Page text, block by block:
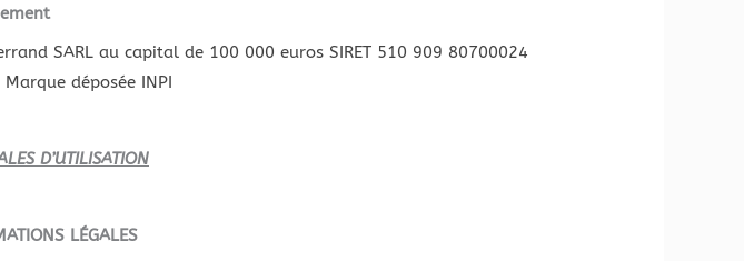
SARL au capital de 100 000 euros SIRET 510 909 80700024
déposée INPI
D’UTILISATION
LÉGALES